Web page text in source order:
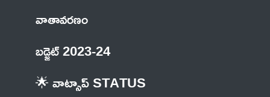
వాతావరణం
బడ్జెట్ 2023-24
🌟 వాట్సాప్ STATUS